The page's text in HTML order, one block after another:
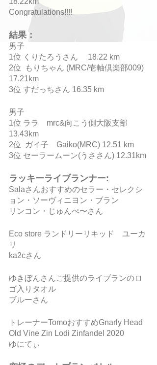
Congratulations!!!!
結果：
男子
1位 くりたろうさん　 18.22 km
2位  もりちゃん (MRC/壱軸倶楽部009)
17.21km
3位 すだっちさん 16.35 km
男子
1位 ララ　mrc&向こう側大阪支部
13.43km
2位  ガイ子　Gaiko(MRC) 12.51 km
3位 セーラームーン(うささん) 12.31km
ラッキーライブランナー:
Salaさんおすすめのセラー・セレクシ
ョン・ソーヴィニヨン・ブラン
リンコン・じゅんぺ〜さん
Eco store ランドリーリキッド　ユーカ
リ
ka2cさん
ゆきぼんさんご提供のライブランのロ
ゴ入りタオル
ブルーさん
トレーナーTomoおすすめGnarly Head
Old Vine Zin Lodi Zinfandel 2020
ゆにてぃ